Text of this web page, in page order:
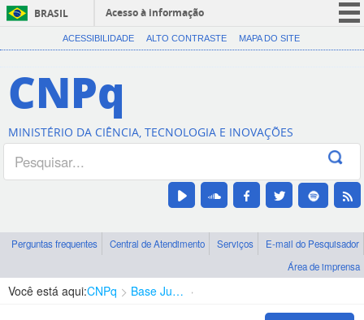
BRASIL
Acesso à informação
CORONAVÍRUS (COVID-19)
Canais
ACESSIBILIDADE ALTO CONTRASTE MAPA DO SITE
CNPq
MINISTÉRIO DA CIÊNCIA, TECNOLOGIA E INOVAÇÕES
Perguntas frequentes Central de Atendimento Serviços
E-mail do Pesquisador
Área de imprensa
Você está aqui:CNPq Base Jurídica